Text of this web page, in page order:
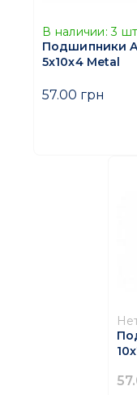
В наличии: 3
Подшипники
5x10x4 Metal
57.00 грн